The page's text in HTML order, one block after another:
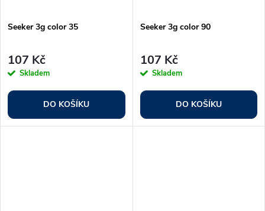
Seeker 3g color 35
107 Kč
Skladem
DO KOŠÍKU
Seeker 3g color 90
107 Kč
Skladem
DO KOŠÍKU